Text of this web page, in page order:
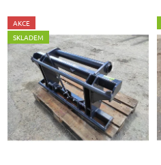
AKCE
SKLADEM